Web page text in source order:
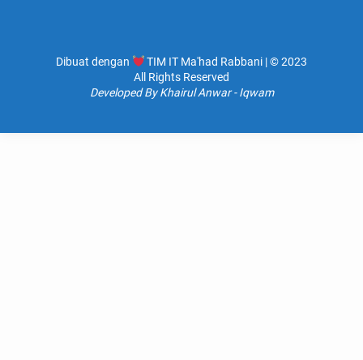
Dibuat dengan
TIM IT Ma'had Rabbani | © 2023
All Rights Reserved
Developed By Khairul Anwar - Iqwam